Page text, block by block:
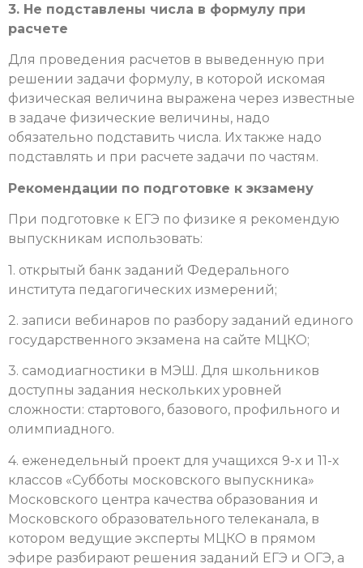
3. Не подставлены числа в формулу при
расчете
Для проведения расчетов в выведенную при
решении задачи формулу, в которой искомая
физическая величина выражена через известные
в задаче физические величины, надо
обязательно подставить числа. Их также надо
подставлять и при расчете задачи по частям.
Рекомендации по подготовке к экзамену
При подготовке к ЕГЭ по физике я рекомендую
выпускникам использовать:
1. открытый банк заданий Федерального
института педагогических измерений;
2. записи вебинаров по разбору заданий единого
государственного экзамена на сайте МЦКО;
3. самодиагностики в МЭШ. Для школьников
доступны задания нескольких уровней
сложности: стартового, базового, профильного и
олимпиадного.
4. еженедельный проект для учащихся 9-х и 11-х
классов «Субботы московского выпускника»
Московского центра качества образования и
Московского образовательного телеканала, в
котором ведущие эксперты МЦКО в прямом
эфире разбирают решения заданий ЕГЭ и ОГЭ, а